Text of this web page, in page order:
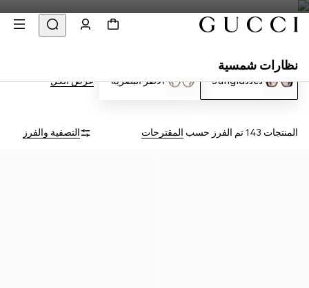
نظارات شمسية
Sunglasses الأطر البصرية عرض الكل
المنتجات 143 تم الفرز حسب المقترحات التصفية والفرز